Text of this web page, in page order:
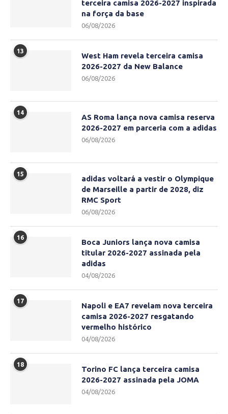
terceira camisa 2026-2027 inspirada
na força da base
06/08/2026
13
West Ham revela terceira camisa
2026-2027 da New Balance
06/08/2026
14
AS Roma lança nova camisa reserva
2026-2027 em parceria com a adidas
06/08/2026
15
adidas voltará a vestir o Olympique
de Marseille a partir de 2028, diz
RMC Sport
06/08/2026
16
Boca Juniors lança nova camisa
titular 2026-2027 assinada pela
adidas
04/08/2026
17
Napoli e EA7 revelam nova terceira
camisa 2026-2027 resgatando
vermelho histórico
04/08/2026
18
Torino FC lança terceira camisa
2026-2027 assinada pela JOMA
04/08/2026